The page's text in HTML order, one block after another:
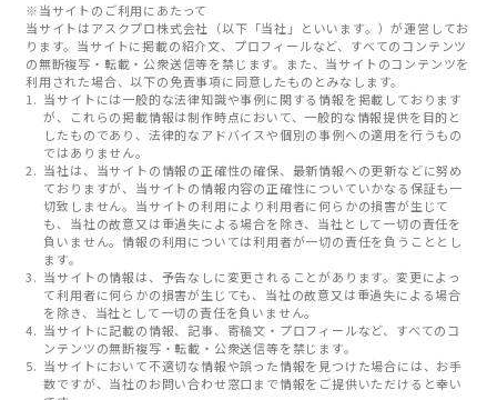
※当サイトのご利用にあたって
当サイトはアスクプロ株式会社（以下「当社」といいます。）が運営してお
ります。当サイトに掲載の紹介文、プロフィールなど、すべてのコンテンツ
の無断複写・転載・公衆送信等を禁じます。また、当サイトのコンテンツを
利用された場合、以下の免責事項に同意したものとみなします。
当サイトには一般的な法律知識や事例に関する情報を掲載しております
が、これらの掲載情報は制作時点において、一般的な情報提供を目的と
したものであり、法律的なアドバイスや個別の事例への適用を行うもの
ではありません。
当社は、当サイトの情報の正確性の確保、最新情報への更新などに努め
ておりますが、当サイトの情報内容の正確性についていかなる保証も一
切致しません。当サイトの利用により利用者に何らかの損害が生じて
も、当社の故意又は重過失による場合を除き、当社として一切の責任を
負いません。情報の利用については利用者が一切の責任を負うこととし
ます。
当サイトの情報は、予告なしに変更されることがあります。変更によっ
て利用者に何らかの損害が生じても、当社の故意又は重過失による場合
を除き、当社として一切の責任を負いません。
当サイトに記載の情報、記事、寄稿文・プロフィールなど、すべてのコ
ンテンツの無断複写・転載・公衆送信等を禁じます。
当サイトにおいて不適切な情報や誤った情報を見つけた場合には、お手
数ですが、当社のお問い合わせ窓口まで情報をご提供いただけると幸い